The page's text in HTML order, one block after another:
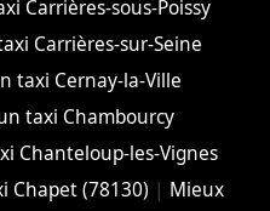
Carrières-sous-Poissy
Carrières-sur-Seine
taxi Cernay-la-Ville
taxi Chambourcy
Chanteloup-les-Vignes
Chapet (78130) | Mieux